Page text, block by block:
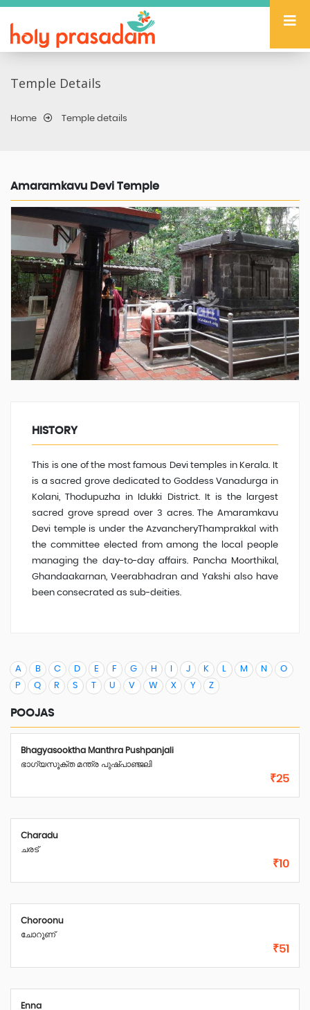
Temple Details
Home Temple details
Amaramkavu Devi Temple
HISTORY
This is one of the most famous Devi temples in Kerala. It
is a sacred grove dedicated to Goddess Vanadurga in
Kolani, Thodupuzha in Idukki District. It is the largest
sacred grove spread over 3 acres. The Amaramkavu
Devi temple is under the AzvancheryThamprakkal with
the committee elected from among the local people
managing the day-to-day affairs. Pancha Moorthikal,
Ghandaakarnan, Veerabhadran and Yakshi also have
been consecrated as sub-deities.
A B C D E F G H J K L M N
O
P
Q R S U V W X Y Z
POOJAS
Bhagyasooktha Manthra Pushpanjali
ഭാഗ്യസൂക്ത മന്ത്ര പുഷ്പാഞ്ജലി
₹25
Charadu
ചരട്
₹10
Choroonu
ചോറൂണ്
₹51
Enna